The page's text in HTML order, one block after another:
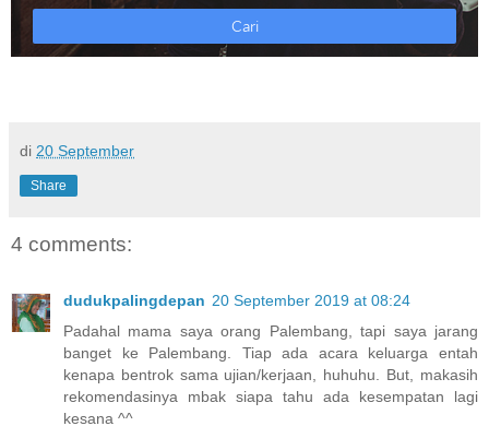
di 20 September
Share
4 comments:
dudukpalingdepan 20 September 2019 at 08:24
Padahal mama saya orang Palembang, tapi saya jarang
banget ke Palembang. Tiap ada acara keluarga entah
kenapa bentrok sama ujian/kerjaan, huhuhu. But, makasih
rekomendasinya mbak siapa tahu ada kesempatan lagi
kesana ^^